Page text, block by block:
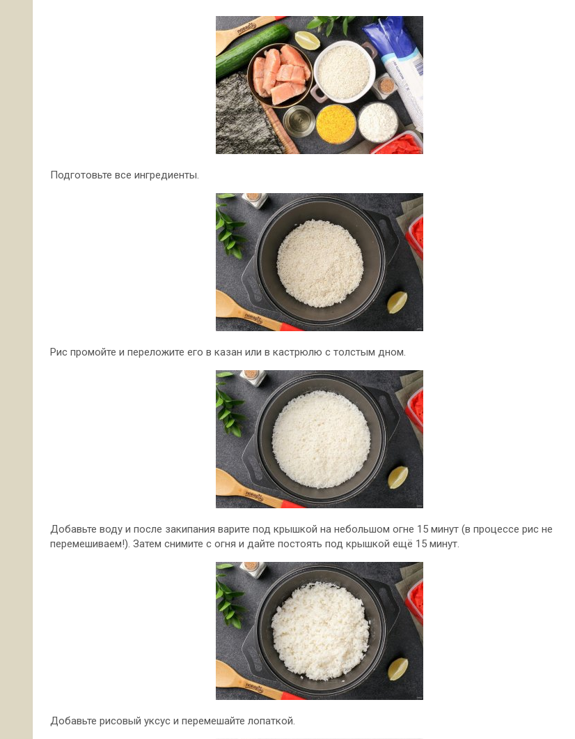
Подготовьте все ингредиенты.
Рис промойте и переложите его в казан или в кастрюлю с толстым дном.
Добавьте воду и после закипания варите под крышкой на небольшом огне 15 минут (в процессе рис не
перемешиваем!). Затем снимите с огня и дайте постоять под крышкой ещё 15 минут.
Добавьте рисовый уксус и перемешайте лопаткой.